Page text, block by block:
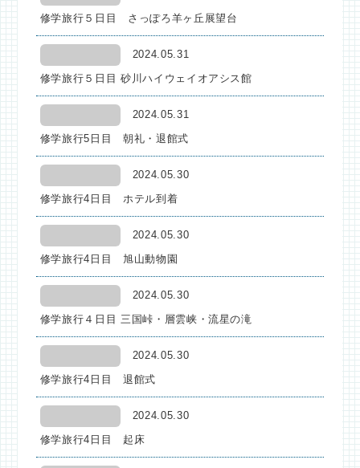
修学旅行５日目 さっぽろ羊ヶ丘展望台
2024.05.31
修学旅行５日目 砂川ハイウェイオアシス館
2024.05.31
修学旅行5日目 朝礼・退館式
2024.05.30
修学旅行4日目 ホテル到着
2024.05.30
修学旅行4日目 旭山動物園
2024.05.30
修学旅行４日目 三国峠・層雲峡・流星の滝
2024.05.30
修学旅行4日目 退館式
2024.05.30
修学旅行4日目 起床